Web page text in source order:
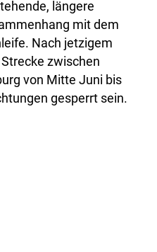
längere
mit dem
Nach jetzigem
zwischen
von Mitte Juni bis
gesperrt sein.